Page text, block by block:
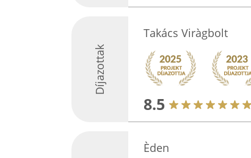
Díjazottak
Takács Viràgbolt
8.5
Èden